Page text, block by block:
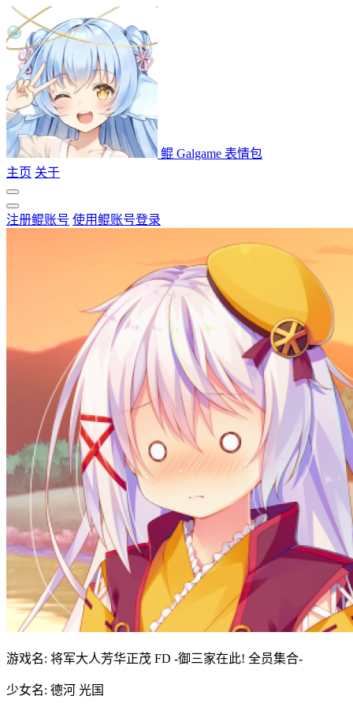
鲲 Galgame 表情包
主页 关于
注册鲲账号 使用鲲账号登录
游戏名: 将军大人芳华正茂 FD -御三家在此! 全员集合-
少女名: 德河 光国